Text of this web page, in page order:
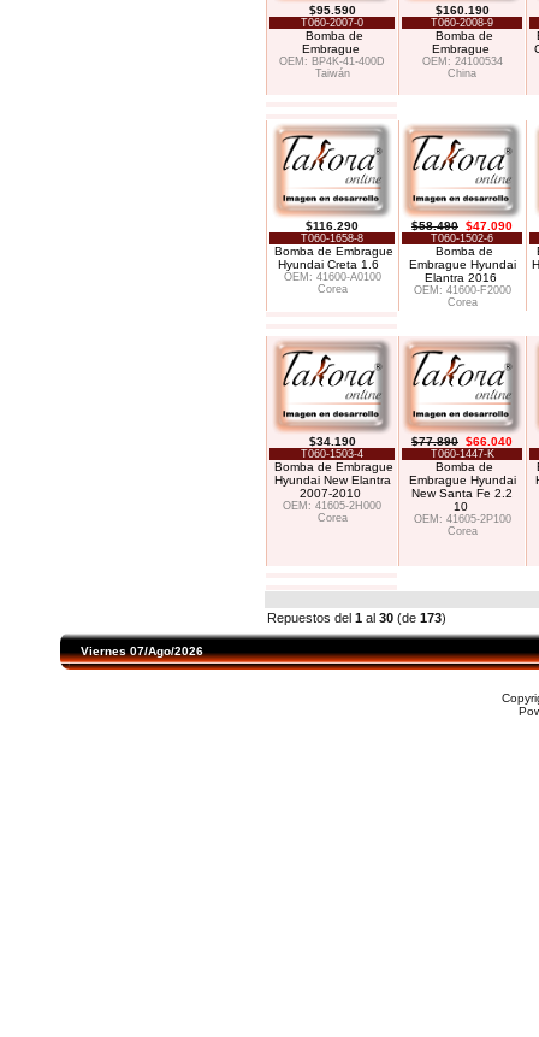
$95.590
T060-2007-0
Bomba de
Embrague
OEM: BP4K-41-400D
Taiwán
$160.190
T060-2008-9
Bomba de
Embrague
OEM: 24100534
China
$116.290
T060-1658-8
Bomba de Embrague
Hyundai Creta 1.6
OEM: 41600-A0100
Corea
$58.490 $47.090
T060-1502-6
Bomba de
Embrague Hyundai
Elantra 2016
OEM: 41600-F2000
Corea
$34.190
T060-1503-4
Bomba de Embrague
Hyundai New Elantra
2007-2010
OEM: 41605-2H000
Corea
$77.890 $66.040
T060-1447-K
Bomba de
Embrague Hyundai
New Santa Fe 2.2
10
OEM: 41605-2P100
Corea
Repuestos del 1 al 30 (de 173)
Viernes 07/Ago/2026